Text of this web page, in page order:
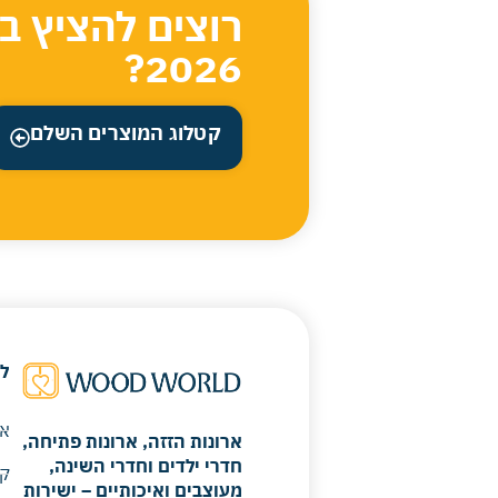
רוצים להציץ
2026?
קטלוג המוצרים השלם
ארונות הזזה, ארונות פתיחה,
חדרי ילדים וחדרי השינה,
מעוצבים ואיכותיים – ישירות